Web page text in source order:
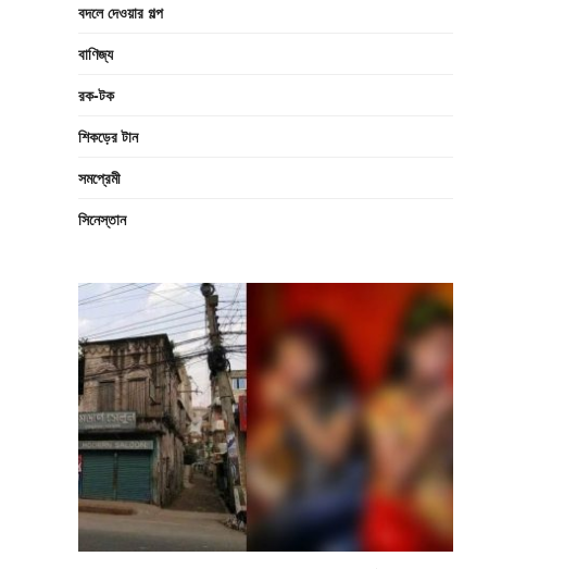
বদলে দেওয়ার গল্প
বাণিজ্য
রক-টক
শিকড়ের টান
সমপ্রেমী
সিনেস্তান